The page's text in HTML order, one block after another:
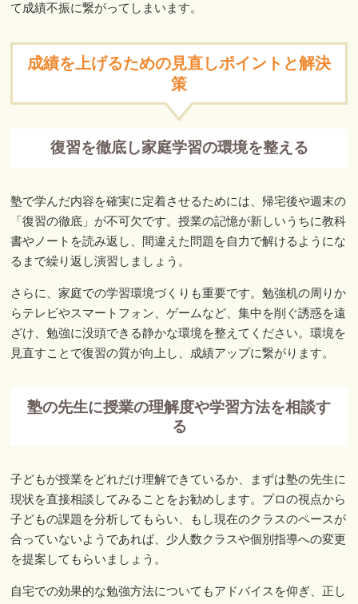
て成績不振に繋がってしまいます。
成績を上げるための見直しポイントと解決
策
復習を徹底し家庭学習の環境を整える
塾で学んだ内容を確実に定着させるためには、帰宅後や週末の
「復習の徹底」が不可欠です。授業の記憶が新しいうちに教科
書やノートを読み返し、間違えた問題を自力で解けるようにな
るまで繰り返し演習しましょう。
さらに、家庭での学習環境づくりも重要です。勉強机の周りか
らテレビやスマートフォン、ゲームなど、集中を削ぐ誘惑を遠
ざけ、勉強に没頭できる静かな環境を整えてください。環境を
見直すことで復習の質が向上し、成績アップに繋がります。
塾の先生に授業の理解度や学習方法を相談す
る
子どもが授業をどれだけ理解できているか、まずは塾の先生に
現状を直接相談してみることをお勧めします。プロの視点から
子どもの課題を分析してもらい、もし現在のクラスのペースが
合っていないようであれば、少人数クラスや個別指導への変更
を提案してもらいましょう。
自宅での効果的な勉強方法についてもアドバイスを仰ぎ、正し